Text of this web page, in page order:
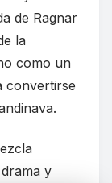
de Ragnar
la
como un
convertirse
y